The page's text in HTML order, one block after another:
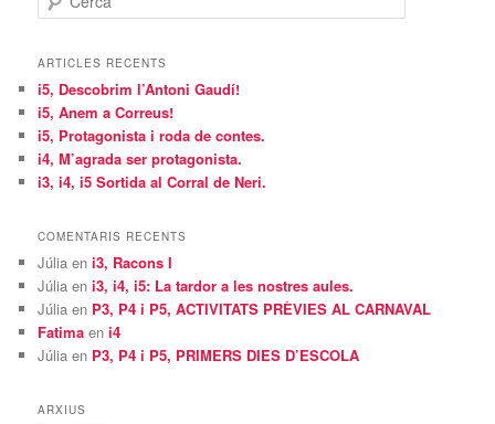
e
c
ARTICLES RECENTS
i5, Descobrim l’Antoni Gaudí!
i5, Anem a Correus!
i5, Protagonista i roda de contes.
i4, M’agrada ser protagonista.
i3, i4, i5 Sortida al Corral de Neri.
COMENTARIS RECENTS
Júlia eni3, Racons I
Júlia eni3, i4, i5: La tardor a les nostres aules.
Júlia en P3, P4 i P5, ACTIVITATS PRÈVIES AL CARNAVAL
Fatima eni4
Júlia en P3, P4 i P5, PRIMERS DIES D’ESCOLA
ARXIUS